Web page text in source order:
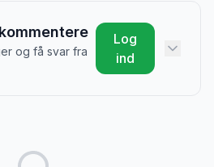
og få svar fra
Log
ind